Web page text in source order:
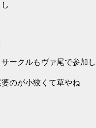
ークルもヴァ尾で参加し
のが小狡くて草やね